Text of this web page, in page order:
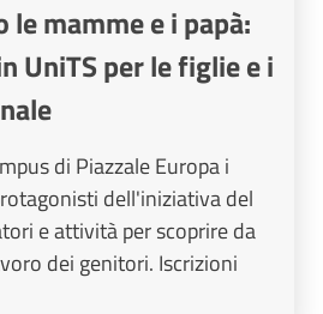
le mamme e i papà:
UniTS per le figlie e i
di Piazzale Europa i
dell'iniziativa del
e attività per scoprire da
dei genitori. Iscrizioni